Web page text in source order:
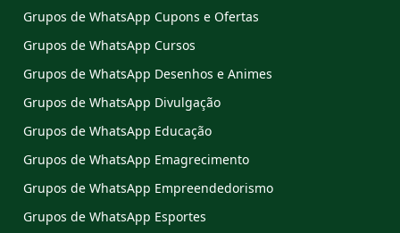
Grupos de WhatsApp Cupons e Ofertas
Grupos de WhatsApp Cursos
Grupos de WhatsApp Desenhos e Animes
Grupos de WhatsApp Divulgação
Grupos de WhatsApp Educação
Grupos de WhatsApp Emagrecimento
Grupos de WhatsApp Empreendedorismo
Grupos de WhatsApp Esportes